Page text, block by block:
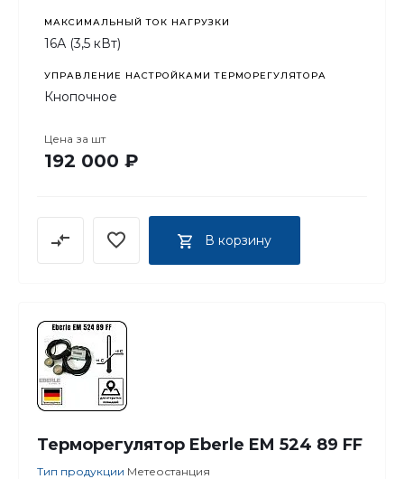
МАКСИМАЛЬНЫЙ ТОК НАГРУЗКИ
16А (3,5 кВт)
УПРАВЛЕНИЕ НАСТРОЙКАМИ ТЕРМОРЕГУЛЯТОРА
Кнопочное
Цена за шт
192 000 ₽
В корзину
Терморегулятор Eberle EM 524 89 FF
Тип продукции Метеостанция